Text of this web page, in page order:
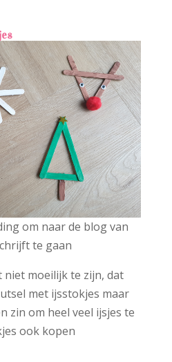
om naar de blog van
te gaan
moeilijk te zijn, dat
met ijsstokjes maar
zin om heel veel ijsjes te
ook kopen